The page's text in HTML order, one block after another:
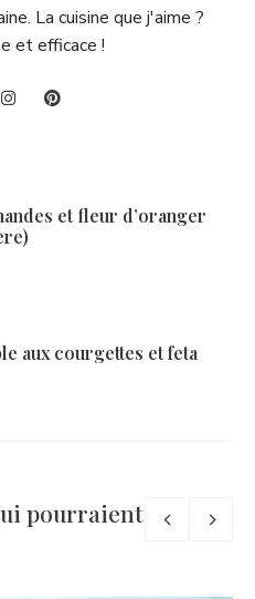
La cuisine que j'aime ?
et efficace !
et fleur d’oranger
aux courgettes et feta
pourraient